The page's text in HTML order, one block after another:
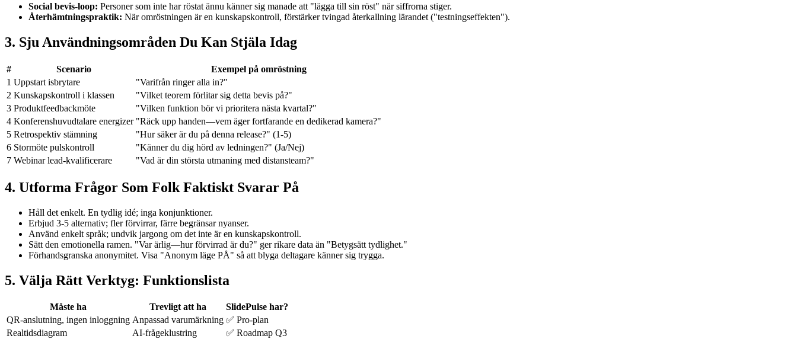
Social bevis-loop: Personer som inte har röstat ännu känner sig manade att "lägga till sin röst" när siffrorna stiger.
Återhämtningspraktik: När omröstningen är en kunskapskontroll, förstärker tvingad återkallning lärandet ("testningseffekten").
3. Sju Användningsområden Du Kan Stjäla Idag
# Scenario
Exempel på omröstning
1 Uppstart isbrytare
"Varifrån ringer alla in?"
2 Kunskapskontroll i klassen
"Vilket teorem förlitar sig detta bevis på?"
3 Produktfeedbackmöte
"Vilken funktion bör vi prioritera nästa kvartal?"
4 Konferenshuvudtalare energizer "Räck upp handen—vem äger fortfarande en dedikerad kamera?"
5 Retrospektiv stämning
"Hur säker är du på denna release?" (1‑5)
6 Stormöte pulskontroll
"Känner du dig hörd av ledningen?" (Ja/Nej)
7 Webinar lead-kvalificerare "Vad är din största utmaning med distansteam?"
4. Utforma Frågor Som Folk Faktiskt Svarar På
Håll det enkelt. En tydlig idé; inga konjunktioner.
Erbjud 3-5 alternativ; fler förvirrar, färre begränsar nyanser.
Använd enkelt språk; undvik jargong om det inte är en kunskapskontroll.
Sätt den emotionella ramen. "Var ärlig—hur förvirrad är du?" ger rikare data än "Betygsätt tydlighet."
Förhandsgranska anonymitet. Visa "Anonym läge PÅ" så att blyga deltagare känner sig trygga.
5. Välja Rätt Verktyg: Funktionslista
Måste ha Trevligt att ha
SlidePulse har?
QR-anslutning, ingen inloggning Anpassad varumärkning ✅ Pro-plan
Realtidsdiagram
AI-frågeklustring
✅ Roadmap Q3